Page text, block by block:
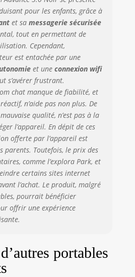
pour les enfants, grâce à
et sa messagerie sécurisée
tout en permettant de
Cependant,
est entachée par une
et une connexion wifi
s’avérer frustrant.
chat manque de fiabilité, et
n’aide pas non plus. De
qualité, n’est pas à la
l’appareil. En dépit de ces
offerte par l’appareil est
parents. Toutefois, le prix des
comme l’explora Park, et
certains sites internet
l’achat. Le produit, malgré
pourrait bénéficier
offrir une expérience
portables